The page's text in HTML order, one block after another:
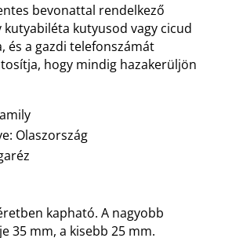
bevonattal rendelkező
kutyabiléta kutyusod vagy cicud
és a gazdi telefonszámát
hogy mindig hazakerüljön
Olaszország
kapható. A nagyobb
35 mm, a kisebb 25 mm.